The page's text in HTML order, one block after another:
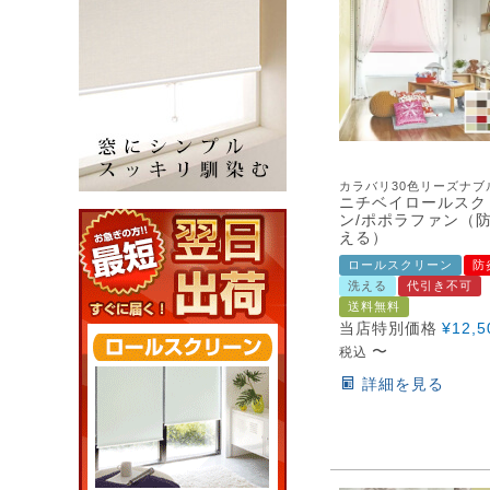
カラバリ30色リーズナブ
ニチベイロールス
ン/ポポラファン（
える）
ロールスクリーン
防
洗える
代引き不可
送料無料
当店特別価格 ¥
税込 〜
詳細を見る